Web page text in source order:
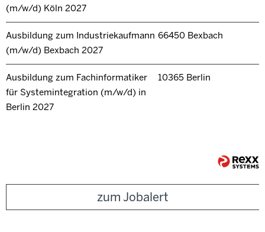
(m/w/d) Köln 2027
Ausbildung zum Industriekaufmann
(m/w/d) Bexbach 2027
66450 Bexbach
Ausbildung zum Fachinformatiker
für Systemintegration (m/w/d) in
Berlin 2027
10365 Berlin
zum Jobalert